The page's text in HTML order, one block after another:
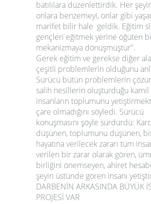
batılılara düzenlettirdik. Her
onlara benzemeyi, onlar gibi
marifet bilir hale geldik. Eğitim
gençleri eğitmek yerine öğüten
mekanizmaya dönüşmüştür".
Gerek eğitim ve gerekse diğer
çeşitli problemlerin olduğunu
Sürücü bütün problemlerin
salih nesillerin oluşturduğu kamil
insanların toplumunu
çare olmadığını söyledi. Sürücü
konuşmasını şöyle sürdürdü:
düşünen, toplumunu düşünen,
hayatına verilecek zararı tüm
verilen bir zarar olarak gören,
birliğini önemseyen, ahiret
şeyin üstünde gören insanı
DARBENİN ARKASINDA BÜYÜK
PROJESİ VAR